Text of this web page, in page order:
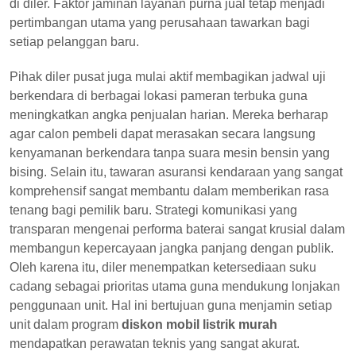
di diler. Faktor jaminan layanan purna jual tetap menjadi
pertimbangan utama yang perusahaan tawarkan bagi
setiap pelanggan baru.
Pihak diler pusat juga mulai aktif membagikan jadwal uji
berkendara di berbagai lokasi pameran terbuka guna
meningkatkan angka penjualan harian. Mereka berharap
agar calon pembeli dapat merasakan secara langsung
kenyamanan berkendara tanpa suara mesin bensin yang
bising. Selain itu, tawaran asuransi kendaraan yang sangat
komprehensif sangat membantu dalam memberikan rasa
tenang bagi pemilik baru. Strategi komunikasi yang
transparan mengenai performa baterai sangat krusial dalam
membangun kepercayaan jangka panjang dengan publik.
Oleh karena itu, diler menempatkan ketersediaan suku
cadang sebagai prioritas utama guna mendukung lonjakan
penggunaan unit. Hal ini bertujuan guna menjamin setiap
unit dalam program diskon mobil listrik murah
mendapatkan perawatan teknis yang sangat akurat.